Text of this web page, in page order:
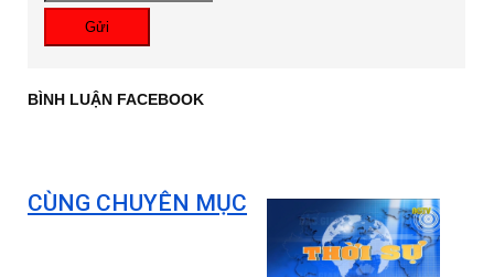
Gửi
BÌNH LUẬN FACEBOOK
CÙNG CHUYÊN MỤC